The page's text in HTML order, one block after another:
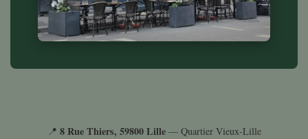
📍 8 Rue Thiers, 59800 Lille— Quartier Vieux-Lille